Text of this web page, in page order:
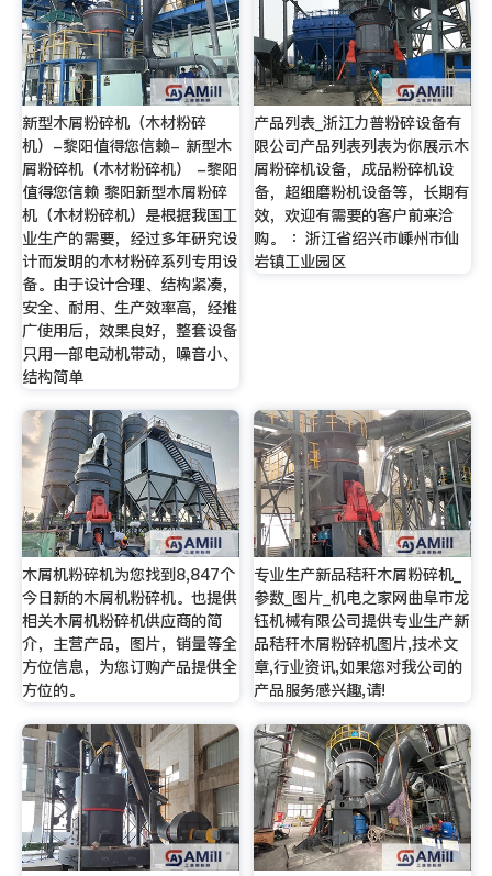
新型木屑粉碎机（木材粉碎
机）-黎阳值得您信赖- 新型木
屑粉碎机（木材粉碎机） -黎阳
值得您信赖 黎阳新型木屑粉碎
机（木材粉碎机）是根据我国工
业生产的需要，经过多年研究设
计而发明的木材粉碎系列专用设
备。由于设计合理、结构紧凑，
安全、耐用、生产效率高，经推
广使用后，效果良好，整套设备
只用一部电动机带动，噪音小、
结构简单
产品列表_浙江力普粉碎设备有
限公司产品列表列表为你展示木
屑粉碎机设备，成品粉碎机设
备，超细磨粉机设备等，长期有
效，欢迎有需要的客户前来洽
购。 ：浙江省绍兴市嵊州市仙
岩镇工业园区
木屑机粉碎机为您找到8,847个
今日新的木屑机粉碎机。也提供
相关木屑机粉碎机供应商的简
介，主营产品，图片，销量等全
方位信息，为您订购产品提供全
方位的。
专业生产新品秸秆木屑粉碎机_
参数_图片_机电之家网曲阜市龙
钰机械有限公司提供专业生产新
品秸秆木屑粉碎机图片,技术文
章,行业资讯,如果您对我公司的
产品服务感兴趣,请!